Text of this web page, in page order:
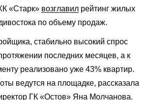
«Старк» возглавил рейтинг жилых
по объему продаж.
стабильно высокий спрос
последних месяцев, а к
реализовано уже 43% квартир.
ведутся на площадке, рассказала
ГК «Остов» Яна Молчанова.